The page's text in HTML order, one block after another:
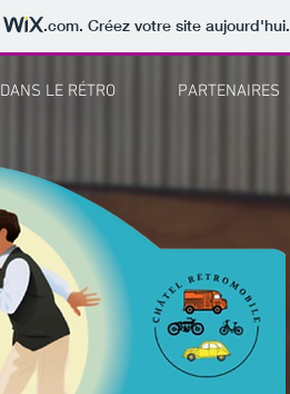
.com. Créez votre site aujourd'hui.
DANS LE RÉTRO PARTENAIRES